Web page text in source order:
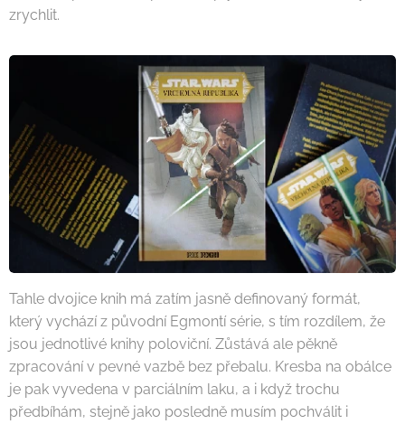
zrychlit.
Tahle dvojice knih má zatím jasně definovaný formát,
který vychází z původní Egmontí série, s tím rozdílem, že
jsou jednotlivé knihy poloviční. Zůstává ale pěkně
zpracování v pevné vazbě bez přebalu. Kresba na obálce
je pak vyvedena v parciálním laku, a i když trochu
předbíhám, stejně jako posledně musím pochválit i